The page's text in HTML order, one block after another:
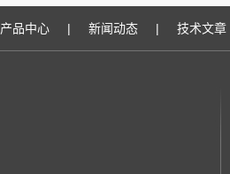
产品中心 | 新闻动态 | 技术文章